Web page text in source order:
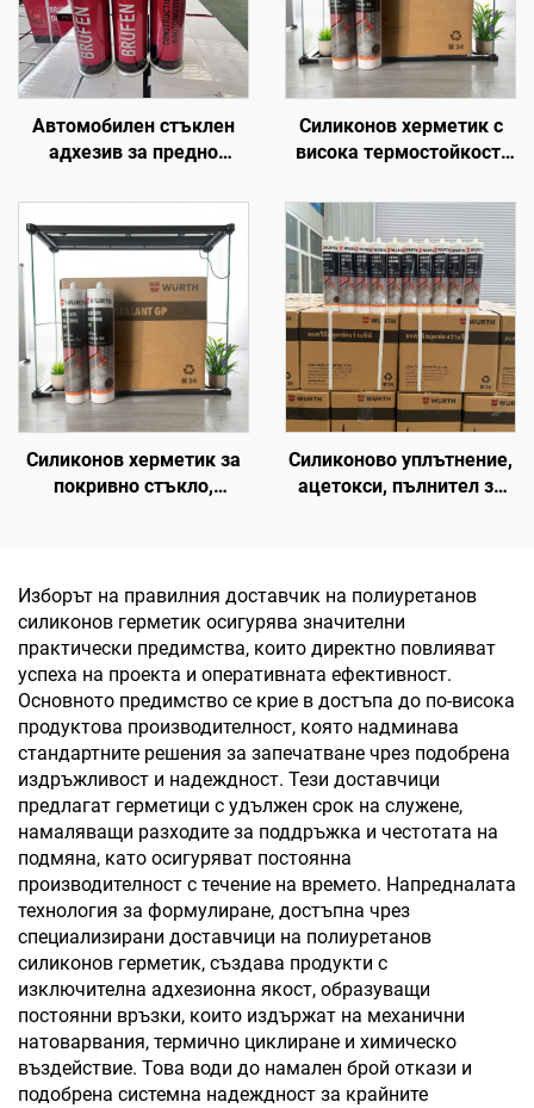
Автомобилен стъклен
адхезив за предно
уплътнител, силиконов,
полиуретанов PU
герметик 300 мл
Силиконов херметик с
висока термостойкост,
Wacker,
водонепроницаем,
прозрачен и бял
силиконов херметик
Силиконов херметик за
покривно стъкло,
Силиконово уплътнение,
ацетокси, пълнител за
възможно
Изборът на правилния доставчик на полиуретанов
силиконов герметик осигурява значителни
практически предимства, които директно повлияват
успеха на проекта и оперативната ефективност.
Основното предимство се крие в достъпа до по-висока
продуктова производителност, която надминава
стандартните решения за запечатване чрез подобрена
издръжливост и надеждност. Тези доставчици
предлагат герметици с удължен срок на служене,
намаляващи разходите за поддръжка и честотата на
подмяна, като осигуряват постоянна
производителност с течение на времето. Напредналата
технология за формулиране, достъпна чрез
специализирани доставчици на полиуретанов
силиконов герметик, създава продукти с
изключителна адхезионна якост, образуващи
постоянни връзки, които издържат на механични
натоварвания, термично циклиране и химическо
въздействие. Това води до намален брой откази и
подобрена системна надеждност за крайните